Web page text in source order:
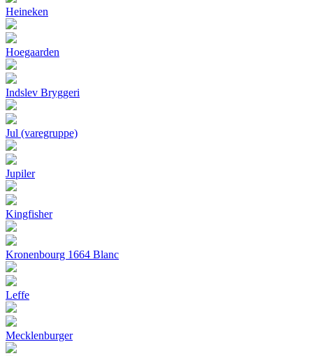
Heineken
Hoegaarden
Indslev Bryggeri
Jul (varegruppe)
Jupiler
Kingfisher
Kronenbourg 1664 Blanc
Leffe
Mecklenburger